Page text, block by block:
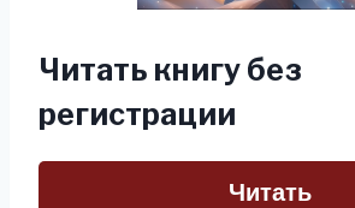
Читать книгу без
регистрации
Читать